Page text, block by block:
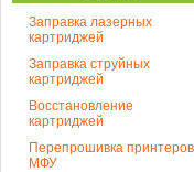
Заправка лазерных
картриджей
Заправка струйных
картриджей
Восстановление
картриджей
Перепрошивка
МФУ